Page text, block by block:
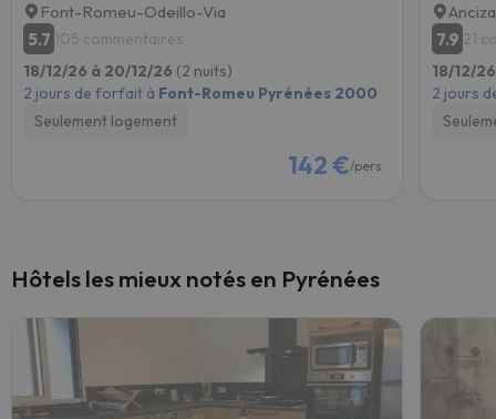
Font-Romeu-Odeillo-Via
5.7 105 commentaires
18/12/26 à 20/12/26 (2 nuits)
2 jours de forfait à Font-Romeu Pyrénées 2000
Seulement logement
142 €/pers.
7.9 21
18/12/
2 jours
Hôtels les mieux notés en Pyrénées